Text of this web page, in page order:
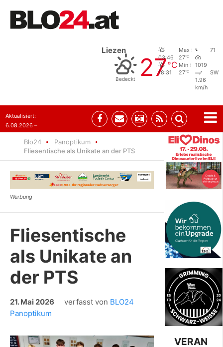
Liezen
Bedeckt 27°C
03:46
18:31
Max :
27°C
Min :
27°C
71
1019
SW
1.96
km/h
Aktualisiert:
6.08.2026 –
Blo24
Panoptikum
Fliesentische als Unikate an der PTS
Fliesentische
als Unikate an
der PTS
21. Mai 2026 verfasst von BLO24
Panoptikum
VERAN